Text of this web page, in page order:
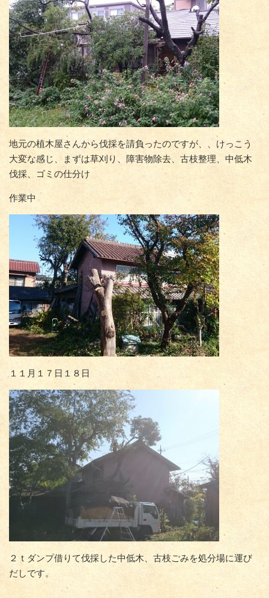
地元の植木屋さんから伐採を請負ったのですが、、けっこう
大変な感じ、まずは草刈り、障害物除去、古枝整理、中低木
伐採、ゴミの仕分け
作業中
１１月１７日１８日
２ｔダンプ借りて伐採した中低木、古枝ごみを処分場に運び
だしです。